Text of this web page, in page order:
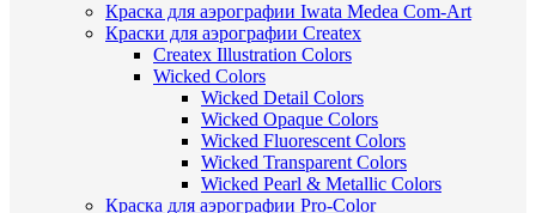
Краска для аэрографии Iwata Medea Com-Art
Краски для аэрографии Createx
Createx Illustration Colors
Wicked Colors
Wicked Detail Colors
Wicked Opaque Colors
Wicked Fluorescent Colors
Wicked Transparent Colors
Wicked Pearl & Metallic Colors
Краска для аэрографии Pro-Color